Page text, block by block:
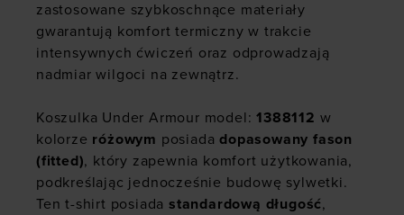
zastosowane szybkoschnące materiały
gwarantują komfort termiczny w trakcie
intensywnych ćwiczeń oraz odprowadzają
nadmiar wilgoci na zewnątrz.
Koszulka Under Armour model:1388112 w
kolorze różowym posiadadopasowany fason
(fitted), który zapewnia komfort użytkowania,
podkreślając jednocześnie budowę sylwetki.
Ten t-shirt posiadastandardową długość,